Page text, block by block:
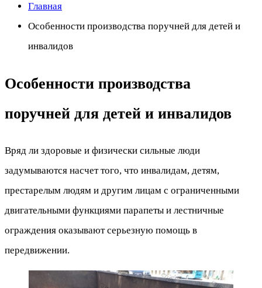
Главная
Особенности производства поручней для детей и
инвалидов
Особенности производства
поручней для детей и инвалидов
Вряд ли здоровые и физически сильные люди
задумываются насчет того, что инвалидам, детям,
престарелым людям и другим лицам с ограниченными
двигательными функциями парапеты и лестничные
ограждения оказывают серьезную помощь в
передвижении.